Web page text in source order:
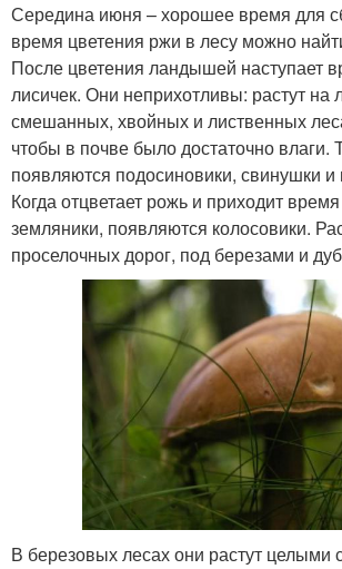
Середина июня – хорошее время для
время цветения ржи в лесу можно
После цветения ландышей наступает
лисичек. Они неприхотливы: растут на
смешанных, хвойных и лиственных
чтобы в почве было достаточно влаги.
появляются подосиновики, свинушки
Когда отцветает рожь и приходит
земляники, появляются колосовики.
проселочных дорог, под березами и
В березовых лесах они растут целыми